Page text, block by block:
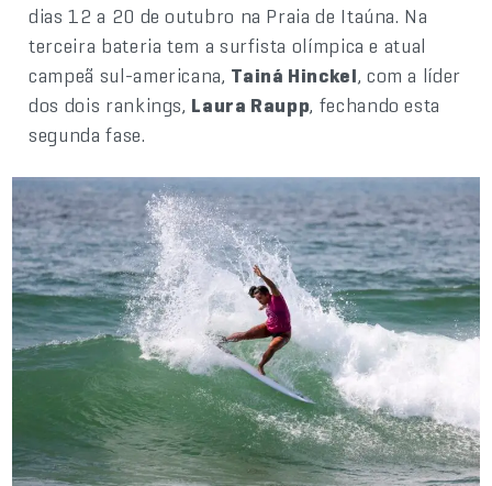
dias 12 a 20 de outubro na Praia de Itaúna. Na
terceira bateria tem a surfista olímpica e atual
campeã sul-americana, Tainá Hinckel, com a líder
dos dois rankings, Laura Raupp, fechando esta
segunda fase.